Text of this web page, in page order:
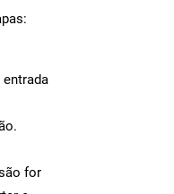
for